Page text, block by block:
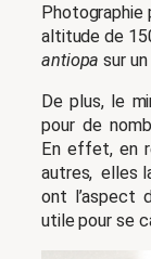
Photographie
altitude de
antiopa sur
De plus, le
pour de
En effet, en
autres, elles
ont l’aspect
utile pour se